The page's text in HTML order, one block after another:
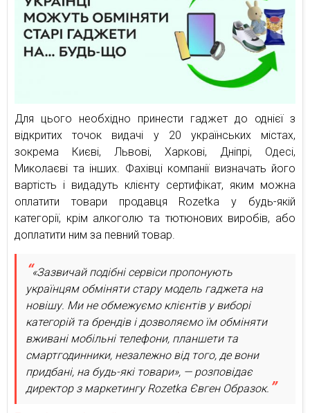
Для цього необхідно принести гаджет до однієї з
відкритих точок видачі у 20 українських містах,
зокрема Києві, Львові, Харкові, Дніпрі, Одесі,
Миколаєві та інших. Фахівці компанії визначать його
вартість і видадуть клієнту сертифікат, яким можна
оплатити товари продавця Rozetka у будь-якій
категорії, крім алкоголю та тютюнових виробів, або
доплатити ним за певний товар.
«Зазвичай подібні сервіси пропонують
українцям обміняти стару модель гаджета на
новішу. Ми не обмежуємо клієнтів у виборі
категорій та брендів і дозволяємо їм обміняти
вживані мобільні телефони, планшети та
смартгодинники, незалежно від того, де вони
придбані, на будь-які товари», — розповідає
директор з маркетингу Rozetka Євген Образок.